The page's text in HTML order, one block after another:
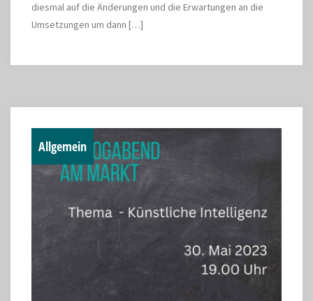
diesmal auf die Änderungen und die Erwartungen an die
Umsetzungen um dann […]
Allgemein